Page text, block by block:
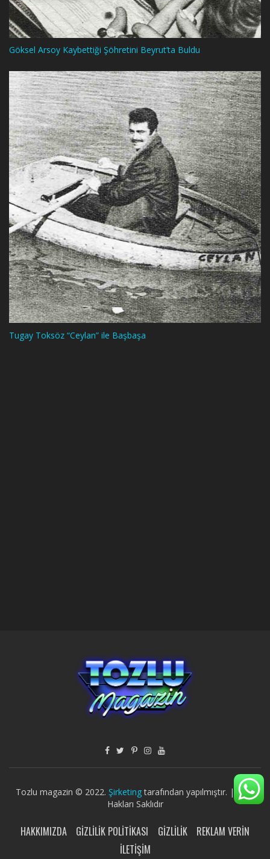
Göksel Arsoy Kaybettiği Şöhretini Beyrut’ta Buldu
Tugay Toksöz “Ceylan” ile Başbaşa
Tozlu magazin © 2022. Şirketingtarafından yapılmıştır. | Tüm
Hakları Saklıdır
HAKKIMIZDA GIZLILIK POLITIKASI GIZLILIK
REKLAM VERIN
İLETIŞIM